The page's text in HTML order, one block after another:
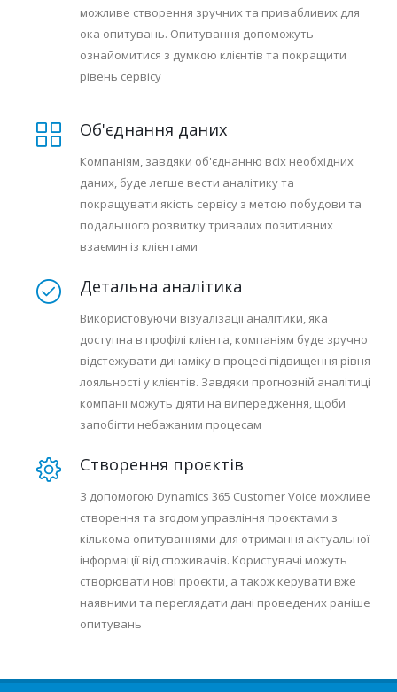
можливе створення зручних та привабливих для
ока опитувань. Опитування допоможуть
ознайомитися з думкою клієнтів та покращити
рівень сервісу
Об'єднання даних
Компаніям, завдяки об'єднанню всіх необхідних
даних, буде легше вести аналітику та
покращувати якість сервісу з метою побудови та
подальшого розвитку тривалих позитивних
взаємин із клієнтами
Детальна аналітика
Використовуючи візуалізації аналітики, яка
доступна в профілі клієнта, компаніям буде зручно
відстежувати динаміку в процесі підвищення рівня
лояльності у клієнтів. Завдяки прогнозній аналітиці
компанії можуть діяти на випередження, щоби
запобігти небажаним процесам
Створення проєктів
З допомогою Dynamics 365 Customer Voice можливе
створення та згодом управління проєктами з
кількома опитуваннями для отримання актуальної
інформації від споживачів. Користувачі можуть
створювати нові проєкти, а також керувати вже
наявними та переглядати дані проведених раніше
опитувань